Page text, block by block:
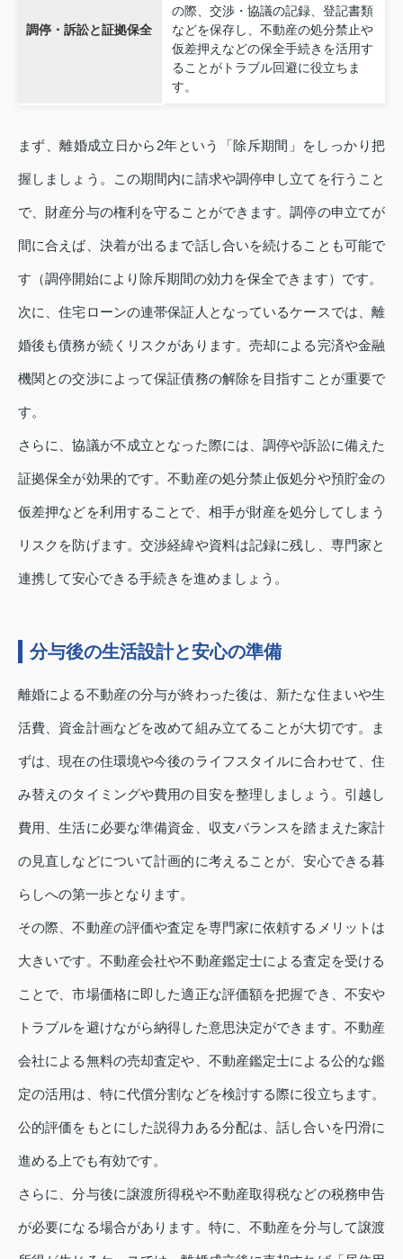
調停・訴訟と証拠保全
の際、交渉・協議の記録、登記書類
などを保存し、不動産の処分禁止や
仮差押えなどの保全手続きを活用す
ることがトラブル回避に役立ちま
す。
まず、離婚成立日から2年という「除斥期間」をしっかり把
握しましょう。この期間内に請求や調停申し立てを行うこと
で、財産分与の権利を守ることができます。調停の申立てが
間に合えば、決着が出るまで話し合いを続けることも可能で
す（調停開始により除斥期間の効力を保全できます）です。
次に、住宅ローンの連帯保証人となっているケースでは、離
婚後も債務が続くリスクがあります。売却による完済や金融
機関との交渉によって保証債務の解除を目指すことが重要で
す。
さらに、協議が不成立となった際には、調停や訴訟に備えた
証拠保全が効果的です。不動産の処分禁止仮処分や預貯金の
仮差押などを利用することで、相手が財産を処分してしまう
リスクを防げます。交渉経緯や資料は記録に残し、専門家と
連携して安心できる手続きを進めましょう。
分与後の生活設計と安心の準備
離婚による不動産の分与が終わった後は、新たな住まいや生
活費、資金計画などを改めて組み立てることが大切です。ま
ずは、現在の住環境や今後のライフスタイルに合わせて、住
み替えのタイミングや費用の目安を整理しましょう。引越し
費用、生活に必要な準備資金、収支バランスを踏まえた家計
の見直しなどについて計画的に考えることが、安心できる暮
らしへの第一歩となります。
その際、不動産の評価や査定を専門家に依頼するメリットは
大きいです。不動産会社や不動産鑑定士による査定を受ける
ことで、市場価格に即した適正な評価額を把握でき、不安や
トラブルを避けながら納得した意思決定ができます。不動産
会社による無料の売却査定や、不動産鑑定士による公的な鑑
定の活用は、特に代償分割などを検討する際に役立ちます。
公的評価をもとにした説得力ある分配は、話し合いを円滑に
進める上でも有効です。
さらに、分与後に譲渡所得税や不動産取得税などの税務申告
が必要になる場合があります。特に、不動産を分与して譲渡